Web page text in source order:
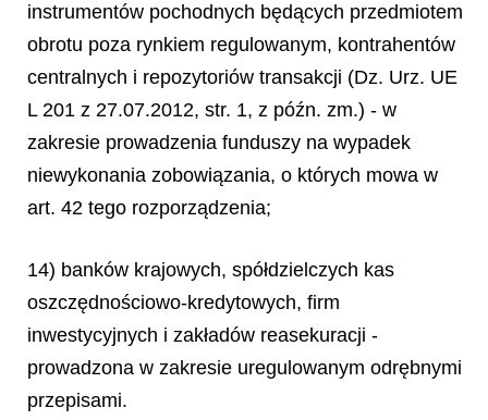
instrumentów pochodnych będących przedmiotem
obrotu poza rynkiem regulowanym, kontrahentów
centralnych i repozytoriów transakcji (Dz. Urz. UE
L 201 z 27.07.2012, str. 1, z późn. zm.) - w
zakresie prowadzenia funduszy na wypadek
niewykonania zobowiązania, o których mowa w
art. 42 tego rozporządzenia;
14) banków krajowych, spółdzielczych kas
oszczędnościowo-kredytowych, firm
inwestycyjnych i zakładów reasekuracji -
prowadzona w zakresie uregulowanym odrębnymi
przepisami.